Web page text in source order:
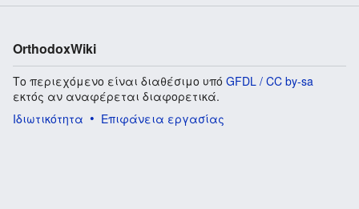
OrthodoxWiki
Το περιεχόμενο είναι διαθέσιμο υπό GFDL / CC by-sa
εκτός αν αναφέρεται διαφορετικά.
Ιδιωτικότητα
Επιφάνεια εργασίας